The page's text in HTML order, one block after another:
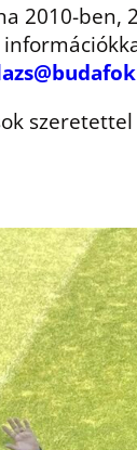
2010-ben,
szeretettel